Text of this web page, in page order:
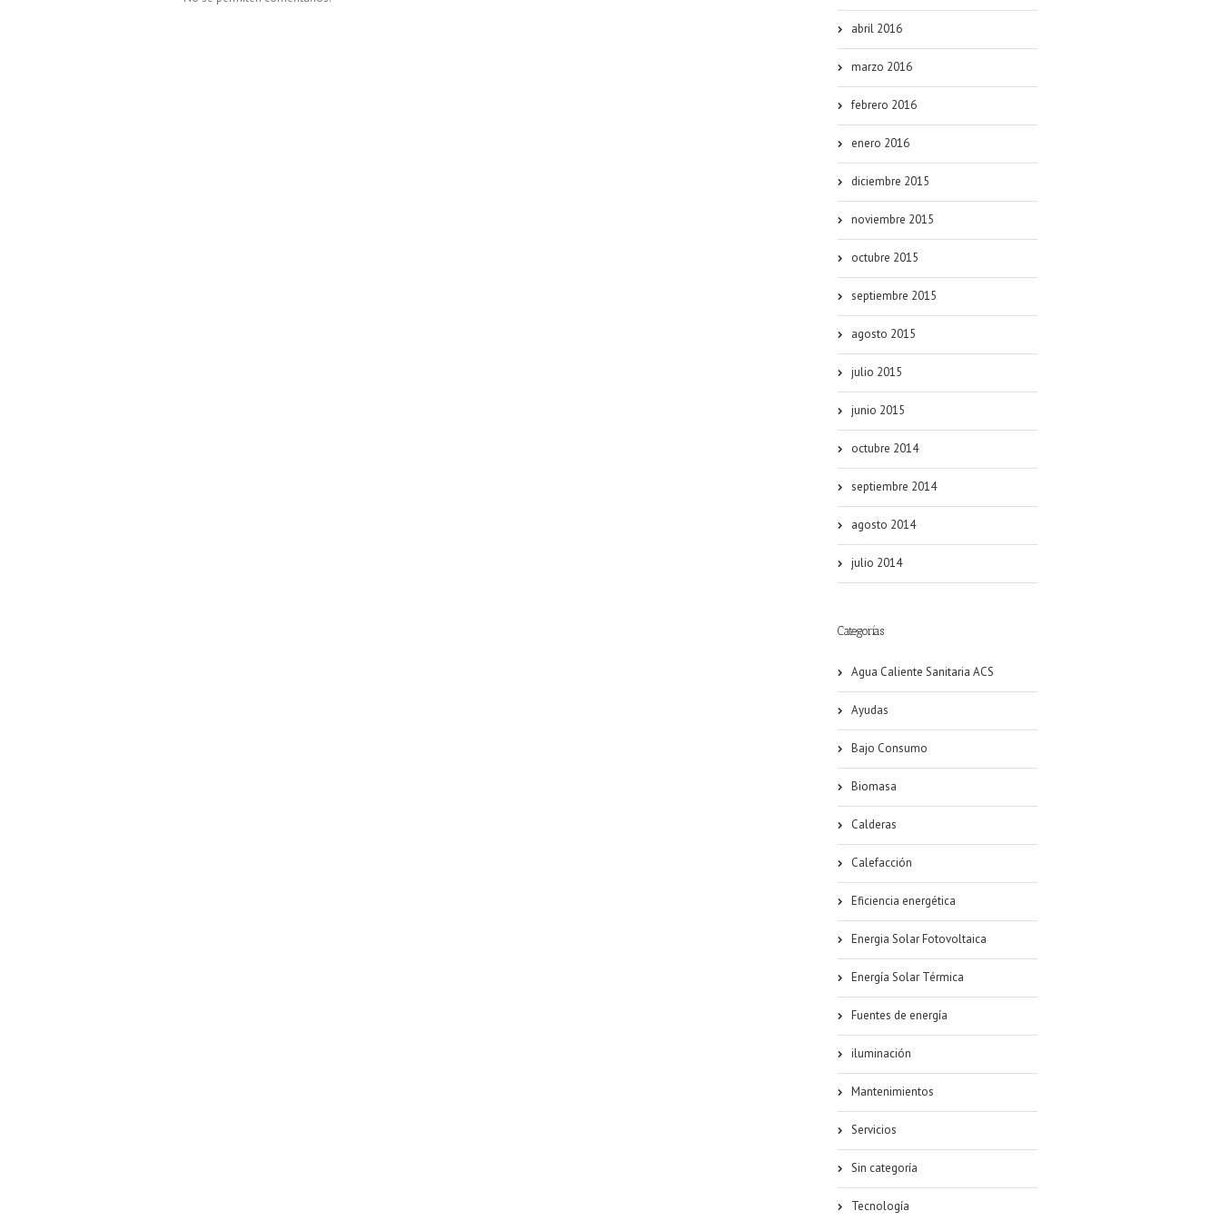
abril 2016
marzo 2016
febrero 2016
enero 2016
diciembre 2015
noviembre 2015
octubre 2015
septiembre 2015
agosto 2015
julio 2015
junio 2015
octubre 2014
septiembre 2014
agosto 2014
julio 2014
Categorías
Agua Caliente Sanitaria ACS
Ayudas
Bajo Consumo
Biomasa
Calderas
Calefacción
Eficiencia energética
Energia Solar Fotovoltaica
Energía Solar Térmica
Fuentes de energía
iluminación
Mantenimientos
Servicios
Sin categoría
Tecnología